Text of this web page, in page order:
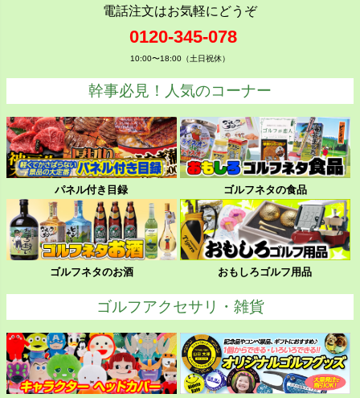
電話注文はお気軽にどうぞ
0120-345-078
10:00〜18:00（土日祝休）
幹事必見！人気のコーナー
パネル付き目録 ゴルフネタの食品
ゴルフネタのお酒 おもしろゴルフ用品
ゴルフアクセサリ・雑貨